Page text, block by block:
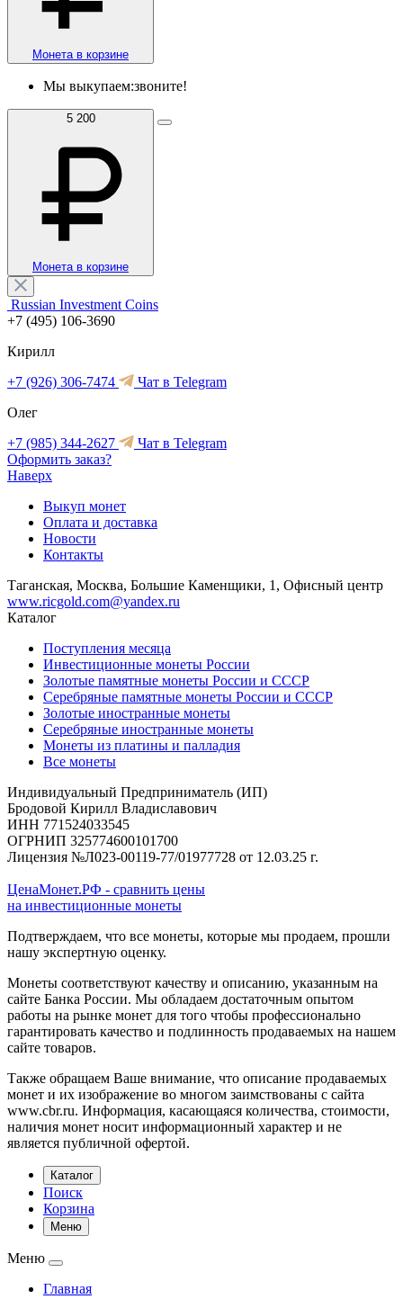
Монета в корзине
Мы выкупаем:звоните!
5 200
Монета в корзине
Russian Investment Coins
+7 (495) 106-3690
Кирилл
+7 (926) 306-7474
Чат в Telegram
Олег
+7 (985) 344-2627
Чат в Telegram
Оформить заказ?
Наверх
Выкуп монет
Оплата и доставка
Новости
Контакты
Таганская, Москва, Большие Каменщики, 1, Офисный центр
www.ricgold.com@yandex.ru
Каталог
Поступления месяца
Инвестиционные монеты России
Золотые памятные монеты России и СССР
Серебряные памятные монеты России и СССР
Золотые иностранные монеты
Серебряные иностранные монеты
Монеты из платины и палладия
Все монеты
Индивидуальный Предприниматель (ИП)
Бродовой Кирилл Владиславович
ИНН 771524033545
ОГРНИП 325774600101700
Лицензия №Л023-00119-77/01977728 от 12.03.25 г.
ЦенаМонет.РФ - сравнить цены
на инвестиционные монеты
Подтверждаем, что все монеты, которые мы продаем, прошли
нашу экспертную оценку.
Монеты соответствуют качеству и описанию, указанным на
сайте Банка России. Мы обладаем достаточным опытом
работы на рынке монет для того чтобы профессионально
гарантировать качество и подлинность продаваемых на нашем
сайте товаров.
Также обращаем Ваше внимание, что описание продаваемых
монет и их изображение во многом заимствованы с сайта
www.cbr.ru. Информация, касающаяся количества, стоимости,
наличия монет носит информационный характер и не
является публичной офертой.
Каталог
Поиск
Корзина
Меню
Меню
Главная